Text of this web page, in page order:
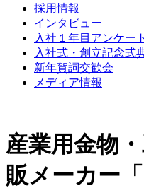
採用情報
インタビュー
入社１年目アンケート
入社式・創立記念式
新年賀詞交歓会
メディア情報
産業用金物
販メーカー